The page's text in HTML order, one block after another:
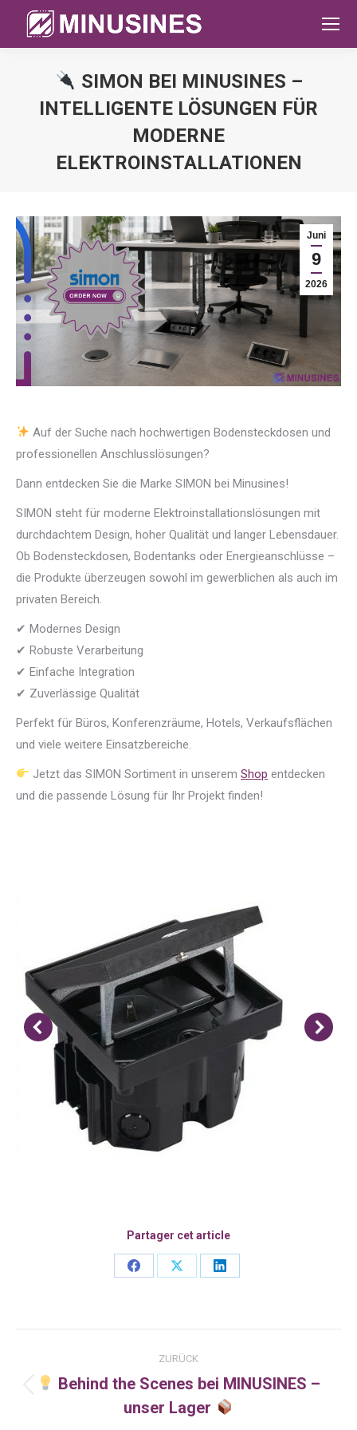
SIMON BEI MINUSINES –
INTELLIGENTE LÖSUNGEN FÜR
MODERNE
ELEKTROINSTALLATIONEN
Juni
9
2026
Auf der Suche nach hochwertigen Bodensteckdosen und
professionellen Anschlusslösungen?
Dann entdecken Sie die Marke SIMON bei Minusines!
SIMON steht für moderne Elektroinstallationslösungen mit
durchdachtem Design, hoher Qualität und langer Lebensdauer.
Ob Bodensteckdosen, Bodentanks oder Energieanschlüsse –
die Produkte überzeugen sowohl im gewerblichen als auch im
privaten Bereich.
✔ Modernes Design
✔ Robuste Verarbeitung
✔ Einfache Integration
✔ Zuverlässige Qualität
Perfekt für Büros, Konferenzräume, Hotels, Verkaufsflächen
und viele weitere Einsatzbereiche.
Jetzt das SIMON Sortiment in unseremShop entdecken
und die passende Lösung für Ihr Projekt finden!
Partager cet article
Share
Share
Share
Kommentarnavigation
ZURÜCK
Vorheriger
Beitrag:
Behind the Scenes bei MINUSINES –
unser Lager